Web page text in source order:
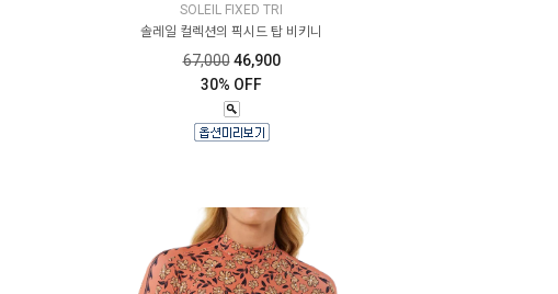
SOLEIL FIXED TRI
솔레일 컬렉션의 픽시드 탑 비키니
67,000 46,900
30% OFF